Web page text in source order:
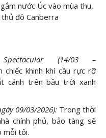
nước Úc vào mùa thu,
đô Canberra
(14/03 –
chiếc khinh khí cầu rực rỡ
cánh trên bầu trời xanh
09/03/2026): Trong thời
chính phủ, bảo tàng sẽ
mỗi tối.